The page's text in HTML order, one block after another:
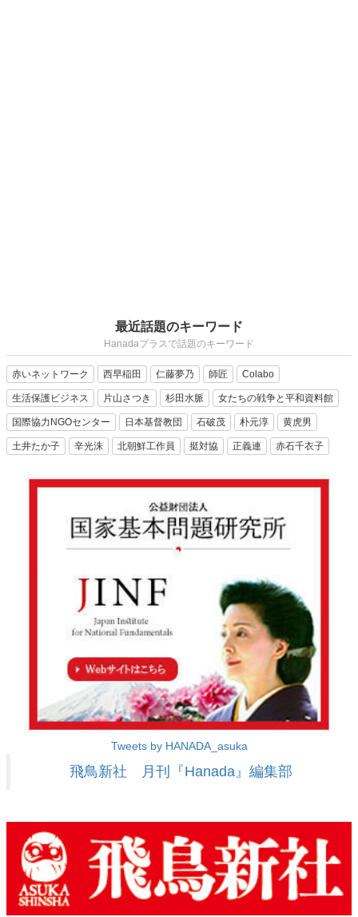
最近話題のキーワード
Hanadaプラスで話題のキーワード
赤いネットワーク 西早稲田 仁藤夢乃 師匠 Colabo
生活保護ビジネス 片山さつき 杉田水脈 女たちの戦争と平和資料館
国際協力NGOセンター 日本基督教団 石破茂 朴元淳 黄虎男
土井たか子 辛光洙 北朝鮮工作員 挺対協 正義連 赤石千衣子
Tweets by HANADA_asuka
飛鳥新社 月刊『Hanada』編集部